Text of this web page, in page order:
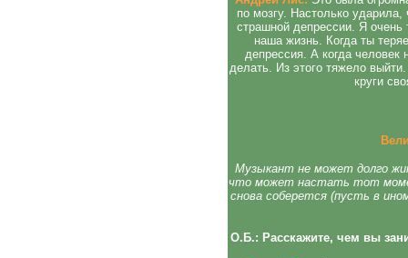
по мозгу. Настолько
страшной депрессии. Я
наша жизнь. Когда ты
депрессия. А когда человек
делать. Из этого тяжело
круги
Музыкант не может долго
что может настать тот
снова соберется (пусть в
О.Б.: Расскажите, чем вы